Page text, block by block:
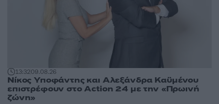
13:3209.08.26
Νίκος Υποφάντης και Αλεξάνδρα Καϋμένου
επιστρέφουν στο Action 24 με την «Πρωινή
ζώνη»